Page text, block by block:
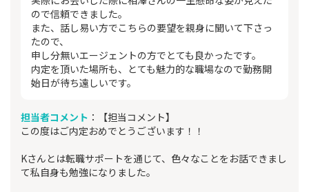
ので信頼できました。
また、話し易い方でこちらの要望を親身に聞いて下さっ
たので、
申し分無いエージェントの方でとても良かったです。
内定を頂いた場所も、とても魅力的な職場なので勤務開
始日が待ち遠しいです。
担当者コメント ：【担当コメント】
この度はご内定おめでとうございます！！
Kさんとは転職サポートを通じて、色々なことをお話できまし
て私自身も勉強になりました。